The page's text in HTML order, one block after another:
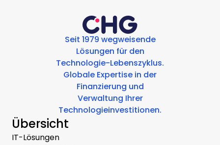
Seit 1979 wegweisende
Lösungen für den
Technologie-Lebenszyklus.
Globale Expertise in der
Finanzierung und
Verwaltung Ihrer
Technologieinvestitionen.
Übersicht
IT-Lösungen